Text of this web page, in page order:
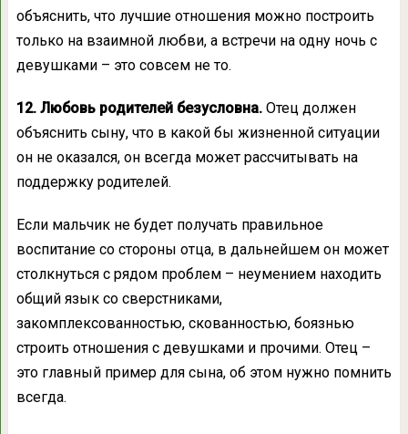
объяснить, что лучшие отношения можно построить
только на взаимной любви, а встречи на одну ночь с
девушками – это совсем не то.
12. Любовь родителей безусловна.Отец должен
объяснить сыну, что в какой бы жизненной ситуации
он не оказался, он всегда может рассчитывать на
поддержку родителей.
Если мальчик не будет получать правильное
воспитание со стороны отца, в дальнейшем он может
столкнуться с рядом проблем – неумением находить
общий язык со сверстниками,
закомплексованностью, скованностью, боязнью
строить отношения с девушками и прочими. Отец –
это главный пример для сына, об этом нужно помнить
всегда.